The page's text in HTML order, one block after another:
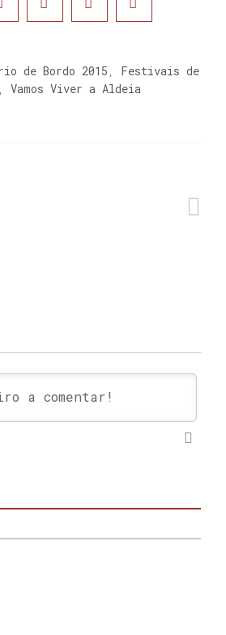
de Bordo 2015
Festivais de
Vamos Viver a Aldeia